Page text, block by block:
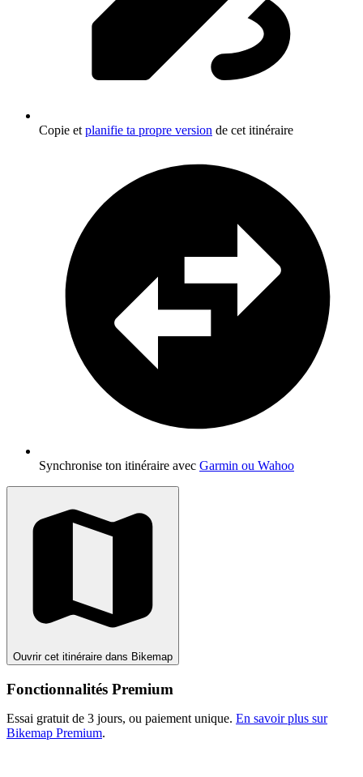
Copie et planifie ta propre version de cet itinéraire
Synchronise ton itinéraire avec Garmin ou Wahoo
Ouvrir cet itinéraire dans Bikemap
Fonctionnalités Premium
Essai gratuit de 3 jours, ou paiement unique. En savoir plus sur
Bikemap Premium.